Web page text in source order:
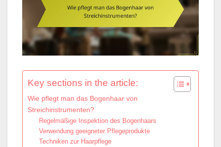
Key sections in the article:
Wie pflegt man das Bogenhaar von
Streichinstrumenten?
Regelmäßige Inspektion des Bogenhaars
Verwendung geeigneter Pflegeprodukte
Techniken zur Haarpflege